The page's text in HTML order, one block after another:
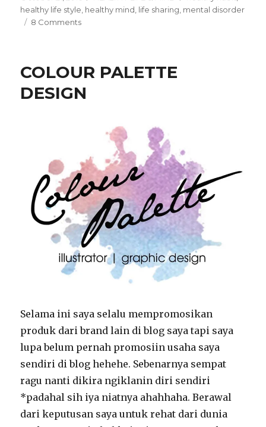
on
healthy life style healthy mind life sharing mental disorder
8 Comments
Healthy
and
COLOUR PALETTE
DESIGN
Selama ini saya selalu mempromosikan
produk dari brand lain di blog saya tapi saya
lupa belum pernah promosiin usaha saya
sendiri di blog hehehe. Sebenarnya sempat
ragu nanti dikira ngiklanin diri sendiri
*padahal sih iya niatnya ahahhaha. Berawal
dari keputusan saya untuk rehat dari dunia